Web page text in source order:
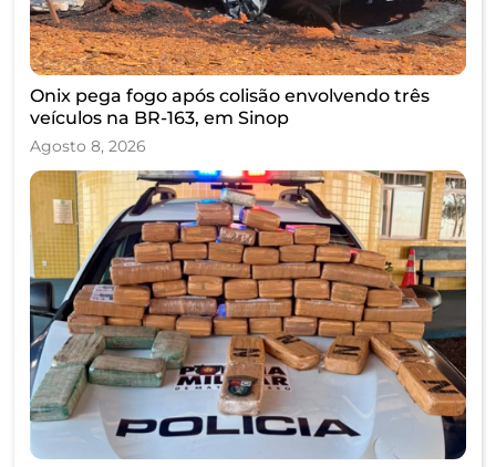
Onix pega fogo após colisão envolvendo três
veículos na BR-163, em Sinop
Agosto 8, 2026